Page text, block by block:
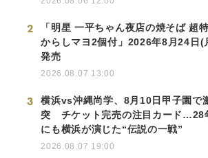
2
「明星 一平ちゃん夜店の焼そば 超
からしマヨ2個付」2026年8月24日(
発売
2026.08.07 13:00
3
横浜vs沖縄尚学、8月10日甲子園で
突 チケット完売の注目カード…28
にも横浜が演じた“伝説の一戦”
2026.08.07 19:00